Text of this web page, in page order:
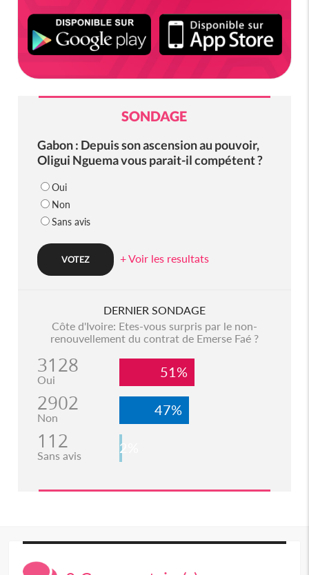
SONDAGE
Gabon : Depuis son ascension au pouvoir,
Oligui Nguema vous parait-il compétent ?
Oui
Non
Sans avis
+ Voir les resultats
DERNIER SONDAGE
Côte d'Ivoire: Etes-vous surpris par le non-
renouvellement du contrat de Emerse Faé ?
3128
Oui 51%
2902
Non 47%
112
Sans avis 2%